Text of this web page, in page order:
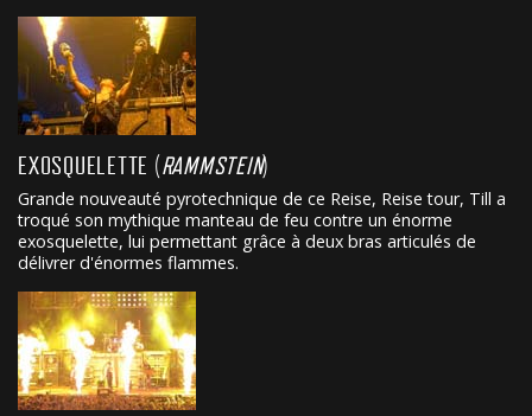
EXOSQUELETTE (RAMMSTEIN)
Grande nouveauté pyrotechnique de ce Reise, Reise tour, Till a
troqué son mythique manteau de feu contre un énorme
exosquelette, lui permettant grâce à deux bras articulés de
délivrer d'énormes flammes.